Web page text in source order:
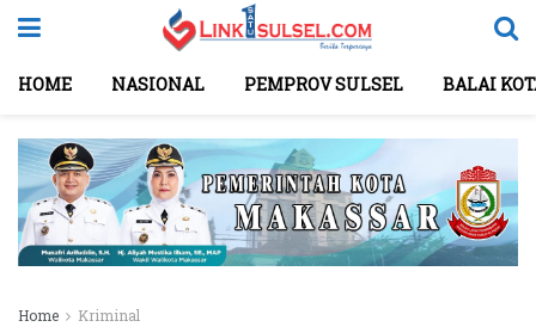
HOME NASIONAL PEMPROV SULSEL BALAI
Home Kriminal